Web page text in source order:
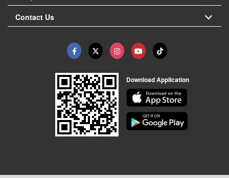
Contact Us
Download Application